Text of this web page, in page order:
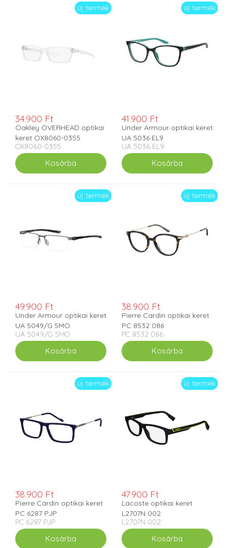
új termék
34.900 Ft
Oakley OVERHEAD optikai
keret OX8060-0355
OX8060-0355
új termék
41.900 Ft
Under Armour optikai keret
UA 5036 EL9
UA 5036 EL9
új termék
49.900 Ft
Under Armour optikai keret
UA 5049/G 5MO
UA 5049/G 5MO
új termék
38.900 Ft
Pierre Cardin optikai keret
PC 8532 086
PC 8532 086
új termék
38.900 Ft
Pierre Cardin optikai keret
PC 6287 PJP
PC 6287 PJP
új termék
47.900 Ft
Lacoste optikai keret
L2707N 002
L2707N 002